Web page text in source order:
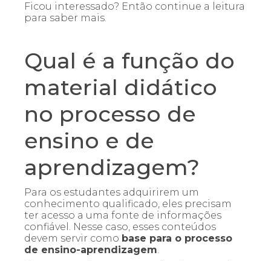
Ficou interessado? Então continue a leitura
para saber mais.
Qual é a função do
material didático
no processo de
ensino e de
aprendizagem?
Para os estudantes adquirirem um
conhecimento qualificado, eles precisam
ter acesso a uma fonte de informações
confiável. Nesse caso, esses conteúdos
devem servir como base para o processo
de ensino-aprendizagem.